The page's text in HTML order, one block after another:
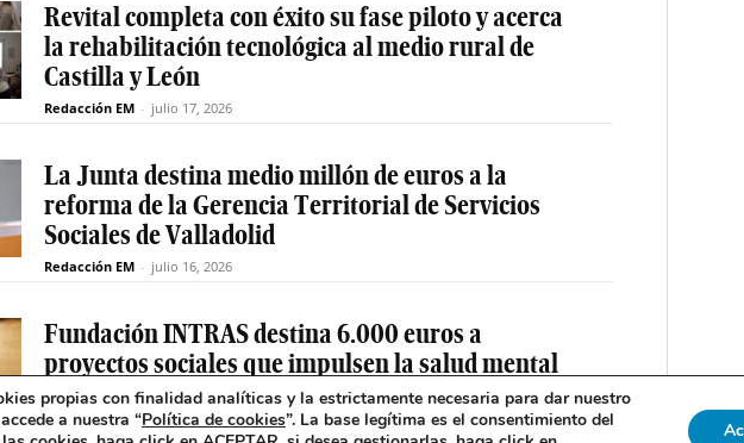
Revital completa con éxito su fase piloto y acerca
la rehabilitación tecnológica al medio rural de
Castilla y León
Redacción EM - julio 17, 2026
La Junta destina medio millón de euros a la
reforma de la Gerencia Territorial de Servicios
Sociales de Valladolid
Redacción EM - julio 16, 2026
Fundación INTRAS destina 6.000 euros a
proyectos sociales que impulsen la salud mental
en Castilla y León
Redacción EM - julio 16, 2026
propias con finalidad analíticas y la estrictamente necesaria para dar nuestro
a nuestra “Política de cookies”. La base legítima es el consentimiento del